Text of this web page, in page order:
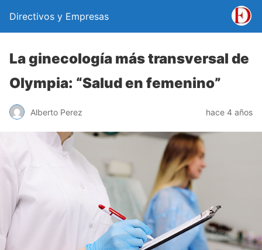
Directivos y Empresas
La ginecología más transversal de
Olympia: “Salud en femenino”
Alberto Perez hace 4 años